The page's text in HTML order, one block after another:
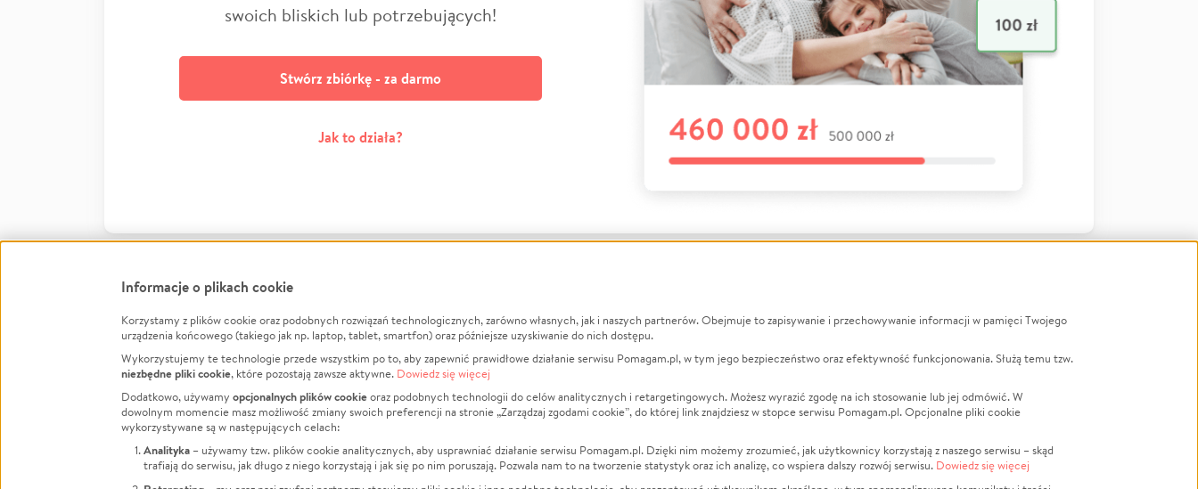
swoich bliskich lub potrzebujących!
Stwórz zbiórkę - za darmo
Jak to działa?
FacebookTwitter Instagram
LinkedInTikTok Youtube
Informacje
Jak to działa?
Regulamin
Polityka Prywatności
Kontakt
Porównanie serwisów
O nas
Opinie
Raporty
Za darmo
Dla NGO
Fundacja Pomagam.pl
Zbieraj na
Leczenie
Zwierzęta
Pożar
Sport
Pomoc Finansowa
LGBTQ+
Powódź
Wichura
Religia
Edukacja
Informacje o plikach cookie
Korzystamy z plików cookie oraz podobnych rozwiązań technologicznych, zarówno własnych, jak i naszych partnerów. Obejmuje to zapisywanie i przechowywanie informacji w pamięci Twojego
urządzenia końcowego (takiego jak np. laptop, tablet, smartfon) oraz późniejsze uzyskiwanie do nich dostępu.
Wykorzystujemy te technologie przede wszystkim po to, aby zapewnić prawidłowe działanie serwisu Pomagam.pl, w tym jego bezpieczeństwo oraz efektywność funkcjonowania. Służą temu tzw.
niezbędne pliki cookie, które pozostają zawsze aktywne. Dowiedz się więcej
Dodatkowo, używamy opcjonalnych plików cookieoraz podobnych technologii do celów analitycznych i retargetingowych. Możesz wyrazić zgodę na ich stosowanie lub jej odmówić. W
dowolnym momencie masz możliwość zmiany swoich preferencji na stronie „Zarządzaj zgodami cookie”, do której link znajdziesz w stopce serwisu Pomagam.pl. Opcjonalne pliki cookie
wykorzystywane są w następujących celach:
Analityka – używamy tzw. plików cookie analitycznych, aby usprawniać działanie serwisu Pomagam.pl. Dzięki nim możemy zrozumieć, jak użytkownicy korzystają z naszego serwisu – skąd
trafiają do serwisu, jak długo z niego korzystają i jak się po nim poruszają. Pozwala nam to na tworzenie statystyk oraz ich analizę, co wspiera dalszy rozwój serwisu. Dowiedz się więcej